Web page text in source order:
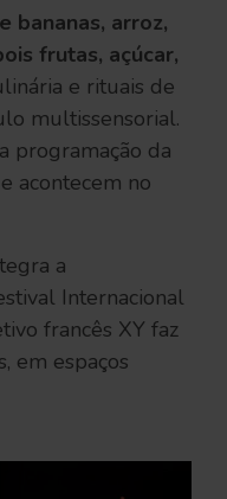
bananas, arroz,
frutas, açúcar,
e rituais de
multissensorial.
programação da
acontecem no
a
Internacional
francês XY faz
em espaços